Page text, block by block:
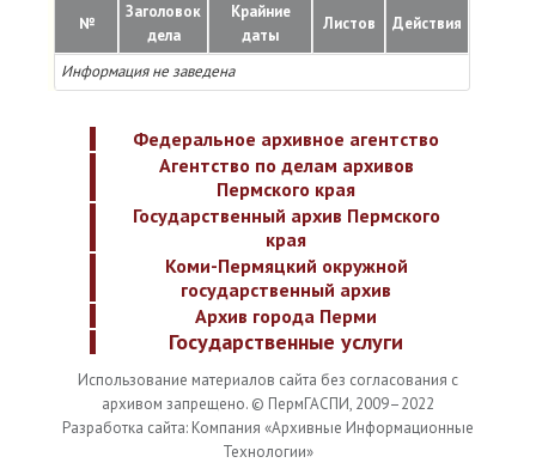
№
Заголовок
дела
Крайние
даты
Листов Действия
Информация не заведена
Федеральное архивное агентство
Агентство по делам архивов
Пермского края
Государственный архив Пермского
края
Коми-Пермяцкий окружной
государственный архив
Архив города Перми
Государственные услуги
Использование материалов сайта без согласования с
архивом запрещено. © ПермГАСПИ, 2009–2022
Разработка сайта: Компания «Архивные Информационные
Технологии»